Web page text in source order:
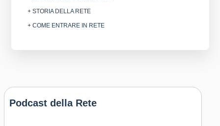
+ STORIA DELLA RETE
+ COME ENTRARE IN RETE
Podcast della Rete